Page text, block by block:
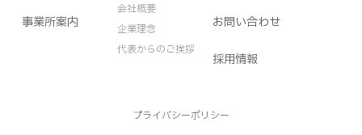
事業所案内
会社概要
企業理念
代表からのご挨拶
お問い合わせ
採用情報
プライバシーポリシー